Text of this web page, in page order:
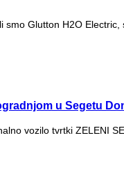
Glutton H2O Electric,
u Segetu
vozilo tvrtki ZELENI